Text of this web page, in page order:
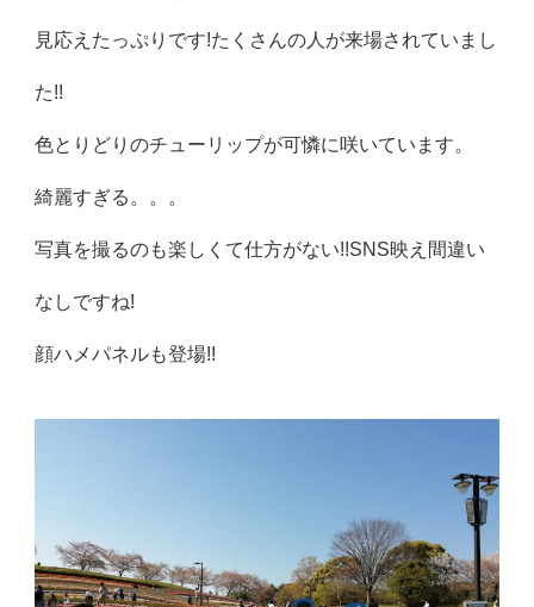
見応えたっぷりです!たくさんの人が来場されていまし
た!!
色とりどりのチューリップが可憐に咲いています。
綺麗すぎる。。。
写真を撮るのも楽しくて仕方がない!!SNS映え間違い
なしですね!
顔ハメパネルも登場!!